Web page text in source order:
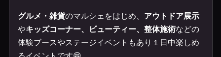
グルメ・雑貨のマルシェをはじめ、 アウトドア展示
やキッズコーナー、ビューティー、整体施術などの
体験ブースやステージイベントもあり１日中楽しめ